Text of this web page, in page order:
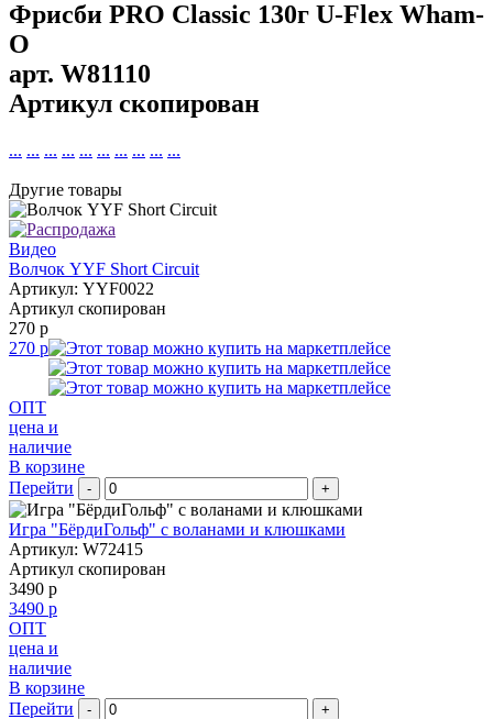
Фрисби PRO Classic 130г U-Flex Wham-
O
арт. W81110
Артикул скопирован
... ... ... ... ... ... ... ... ... ...
Другие товары
Видео
Волчок YYF Short Circuit
Артикул: YYF0022
Артикул скопирован
270 р
270 р
ОПТ
цена и
наличие
В корзине
Перейти
- +
Игра "БёрдиГольф" с воланами и клюшками
Артикул: W72415
Артикул скопирован
3490 р
3490 р
ОПТ
цена и
наличие
В корзине
Перейти
- +